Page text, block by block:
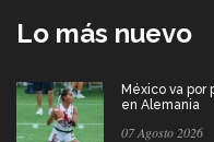
Lo más nuevo
México va por
en Alemania
07 Agosto 2026